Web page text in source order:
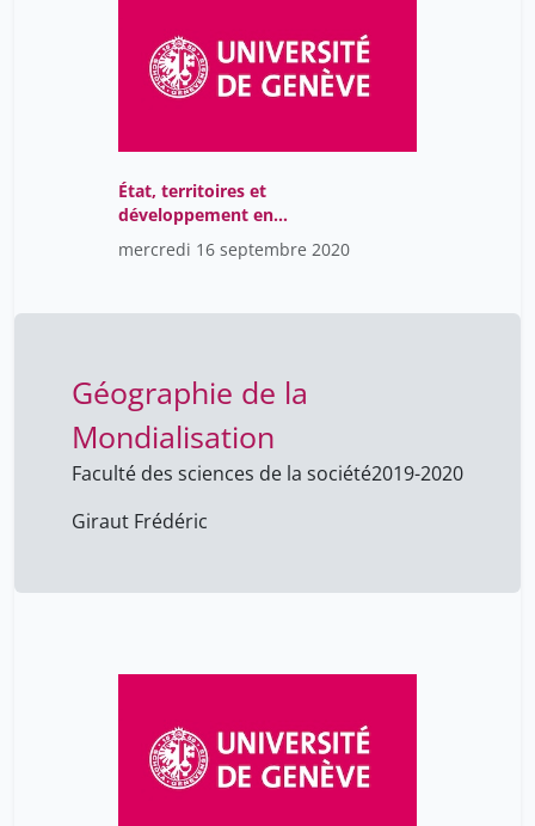
État, territoires et
développement en
mercredi 16 septembre 2020
Géographie de la
Mondialisation
Faculté des sciences de la société2019-2020
Giraut Frédéric